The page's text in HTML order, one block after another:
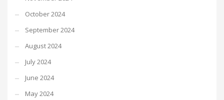
October 2024
September 2024
August 2024
July 2024
June 2024
May 2024